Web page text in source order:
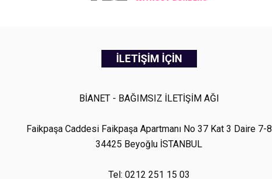
İLETİŞİM İÇİN
BİANET - BAĞIMSIZ İLETİŞİM AĞI
Faikpaşa Caddesi Faikpaşa Apartmanı No 37 Kat 3 Daire 7-8
34425 Beyoğlu İSTANBUL
Tel: 0212 251 15 03